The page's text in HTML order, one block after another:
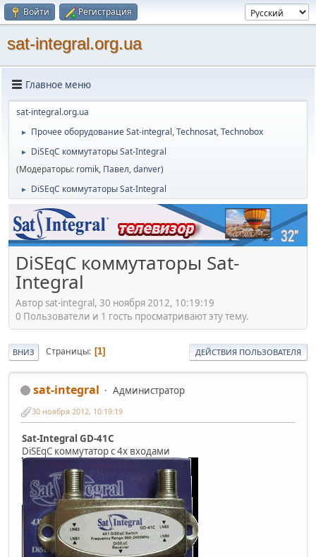
Войти Регистрация
sat-integral.org.ua
Главное меню
sat-integral.org.ua
► Прочее оборудование Sat-integral, Technosat, Technobox
►
DiSEqC коммутаторы Sat-Integral
(Модераторы: romik, Павел,danver)
► DiSEqC коммутаторы Sat-Integral
DiSEqC коммутаторы Sat-
Integral
Автор sat-integral, 30 ноября 2012, 10:19:19
0 Пользователи и 1 гость просматривают эту тему.
ВНИЗ Страницы 1 ДЕЙСТВИЯ ПОЛЬЗОВАТЕЛЯ
sat-integral Администратор
30 ноября 2012, 10:19:19
Sat-Integral GD-41C
DiSEqC коммутатор с 4х входами